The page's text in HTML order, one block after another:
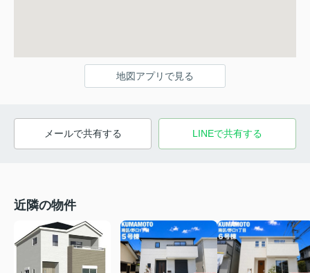
地図アプリで見る
メールで共有する LINEで共有する
近隣の物件